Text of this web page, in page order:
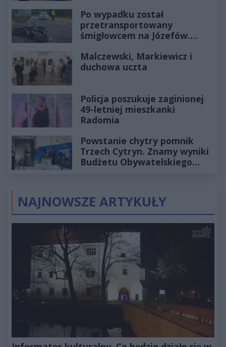
Po wypadku został
przetransportowany
śmigłowcem na Józefów.
Malczewski, Markiewicz i
duchowa uczta
Policja poszukuje zaginionej
49-letniej mieszkanki
Radomia
Powstanie chytry pomnik
Trzech Cytryn. Znamy wyniki
Budżetu Obywatelskiego
NAJNOWSZE ARTYKUŁY